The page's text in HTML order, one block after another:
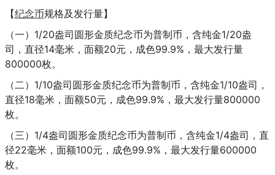
【纪念币规格及发行量】
（一）1/20盎司圆形金质纪念币为普制币，含纯金1/20盎
司，直径14毫米，面额20元，成色99.9%，最大发行量
800000枚。
（二）1/10盎司圆形金质纪念币为普制币，含纯金1/10盎司，
直径18毫米，面额50元，成色99.9%，最大发行量800000
枚。
（三）1/4盎司圆形金质纪念币为普制币，含纯金1/4盎司，直
径22毫米，面额100元，成色99.9%，最大发行量600000
枚。